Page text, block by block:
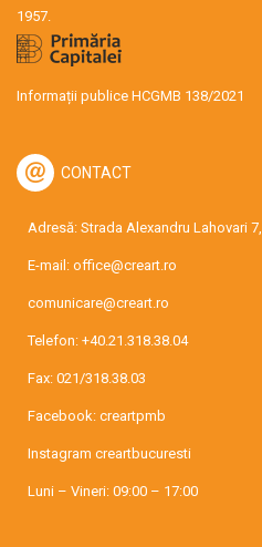
1957.
Informații publice HCGMB 138/2021
CONTACT
Adresă: Strada Alexandru Lahovari
E-mail: office@creart.ro
comunicare@creart.ro
Telefon: +40.21.318.38.04
Fax: 021/318.38.03
Facebook: creartpmb
Instagram creartbucuresti
Luni – Vineri: 09:00 – 17:00